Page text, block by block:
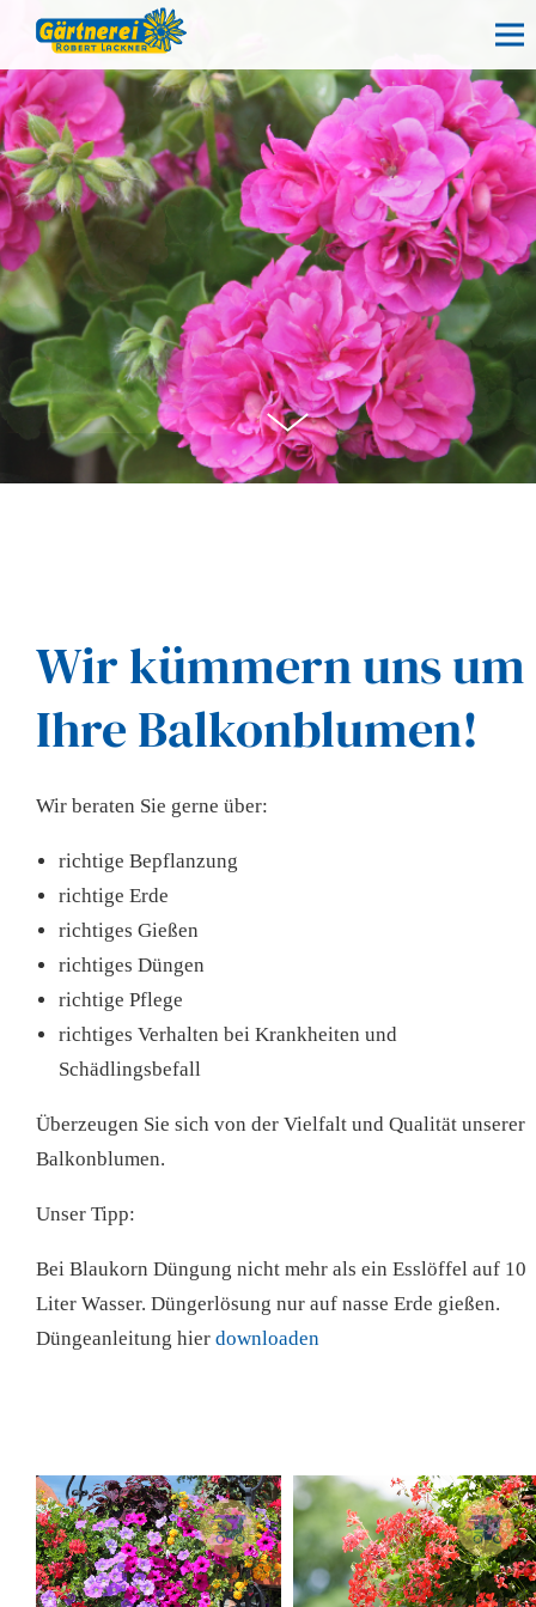
Wir kümmern uns um
Ihre Balkonblumen!
Wir beraten Sie gerne über:
richtige Bepflanzung
richtige Erde
richtiges Gießen
richtiges Düngen
richtige Pflege
richtiges Verhalten bei Krankheiten und
Schädlingsbefall
Überzeugen Sie sich von der Vielfalt und Qualität unserer
Balkonblumen.
Unser Tipp:
Bei Blaukorn Düngung nicht mehr als ein Esslöffel auf 10
Liter Wasser. Düngerlösung nur auf nasse Erde gießen.
Düngeanleitung hier downloaden